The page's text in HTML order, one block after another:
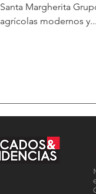
Santa Margherita
agrícolas modernos y...